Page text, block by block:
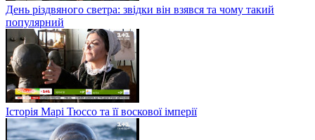
День різдвяного светра: звідки він взявся та чому такий
популярний
Історія Марі Тюссо та її воскової імперії